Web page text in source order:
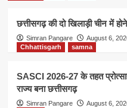
छत्तीसगढ़ की दो खिलाड़ी चीन में
Simran Pangare
August 6,
Chhattisgarh
samna
SASCI 2026-27 के तहत
राज्य बना छत्तीसगढ़
Simran Pangare
August 6,